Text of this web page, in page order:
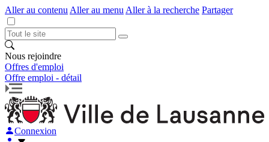
Aller au contenu Aller au menu Aller à la recherche Partager
Nous rejoindre
Offres d'emploi
Offre emploi - détail
Connexion